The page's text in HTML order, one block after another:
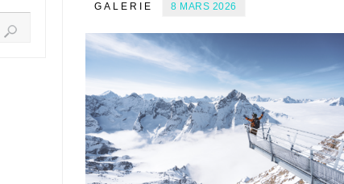
GALERIE 8 MARS 2026